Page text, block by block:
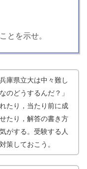
とを示せ。
庫県立大は中々難し
のどうするんだ？」
たり，当たり前に成
たり，解答の書き方
がする。受験する人
策しておこう。